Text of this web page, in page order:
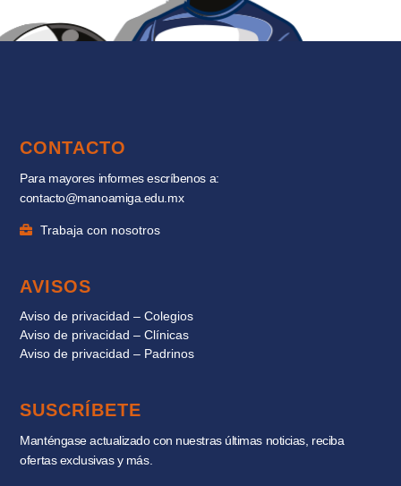
CONTACTO
Para mayores informes escríbenos a:
contacto@manoamiga.edu.mx
Trabaja con nosotros
AVISOS
Aviso de privacidad – Colegios
Aviso de privacidad – Clínicas
Aviso de privacidad – Padrinos
SUSCRÍBETE
Manténgase actualizado con nuestras últimas noticias, reciba
ofertas exclusivas y más.